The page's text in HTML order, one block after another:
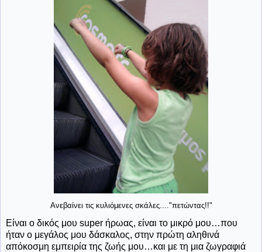
Ανεβαίνει τις κυλιόμενες σκάλες...."πετώντας!!"
Είναι ο δικός μου super ήρωας, είναι το μικρό μου…που
ήταν ο μεγάλος μου δάσκαλος, στην πρώτη αληθινά
απόκοσμη εμπειρία της ζωής μου…και με τη μια ζωγραφιά